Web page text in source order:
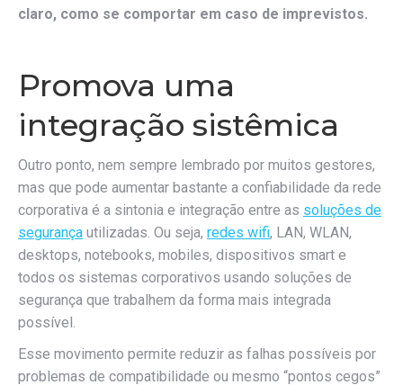
claro, como se comportar em caso de imprevistos.
Promova uma
integração sistêmica
Outro ponto, nem sempre lembrado por muitos gestores,
mas que pode aumentar bastante a confiabilidade da rede
corporativa é a sintonia e integração entre as soluções de
segurança utilizadas. Ou seja, redes wifi, LAN, WLAN,
desktops, notebooks, mobiles, dispositivos smart e
todos os sistemas corporativos usando soluções de
segurança que trabalhem da forma mais integrada
possível.
Esse movimento permite reduzir as falhas possíveis por
problemas de compatibilidade ou mesmo “pontos cegos”